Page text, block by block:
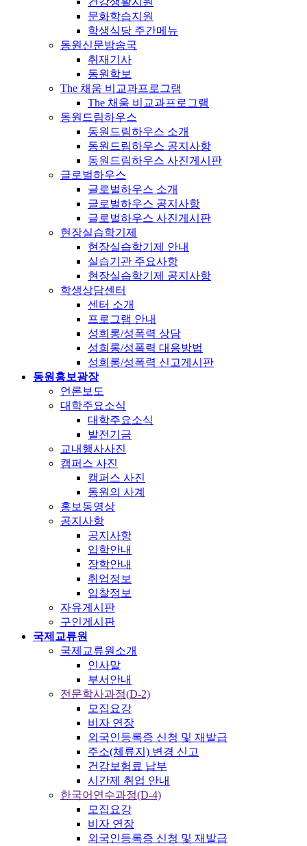
문화학습지원
학생식당 주간메뉴
동원신문방송국
취재기사
동원학보
The 채움 비교과프로그램
The 채움 비교과프로그램
동원드림하우스
동원드림하우스 소개
동원드림하우스 공지사항
동원드림하우스 사진게시판
글로벌하우스
글로벌하우스 소개
글로벌하우스 공지사항
글로벌하우스 사진게시판
현장실습학기제
현장실습학기제 안내
실습기관 주요사항
현장실습학기제 공지사항
학생상담센터
센터 소개
프로그램 안내
성희롱/성폭력 상담
성희롱/성폭력 대응방법
성희롱/성폭력 신고게시판
동원홍보광장
언론보도
대학주요소식
대학주요소식
발전기금
교내행사사진
캠퍼스 사진
캠퍼스 사진
동원의 사계
홍보동영상
공지사항
공지사항
입학안내
장학안내
취업정보
입찰정보
자유게시판
구인게시판
국제교류원
국제교류원소개
인사말
부서안내
전문학사과정(D-2)
모집요강
비자 연장
외국인등록증 신청 및 재발급
주소(체류지) 변경 신고
건강보험료 납부
시간제 취업 안내
한국어연수과정(D-4)
모집요강
비자 연장
외국인등록증 신청 및 재발급